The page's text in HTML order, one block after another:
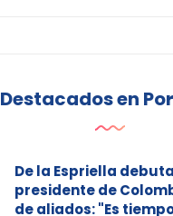
Destacados en
De la Espriella
presidente de
de aliados: "Es